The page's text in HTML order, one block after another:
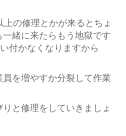
の修理とかが来るとちょ
緒に来たらもう地獄です
付かなくなりますから
を増やすか分裂して作業
と修理をしていきましょ